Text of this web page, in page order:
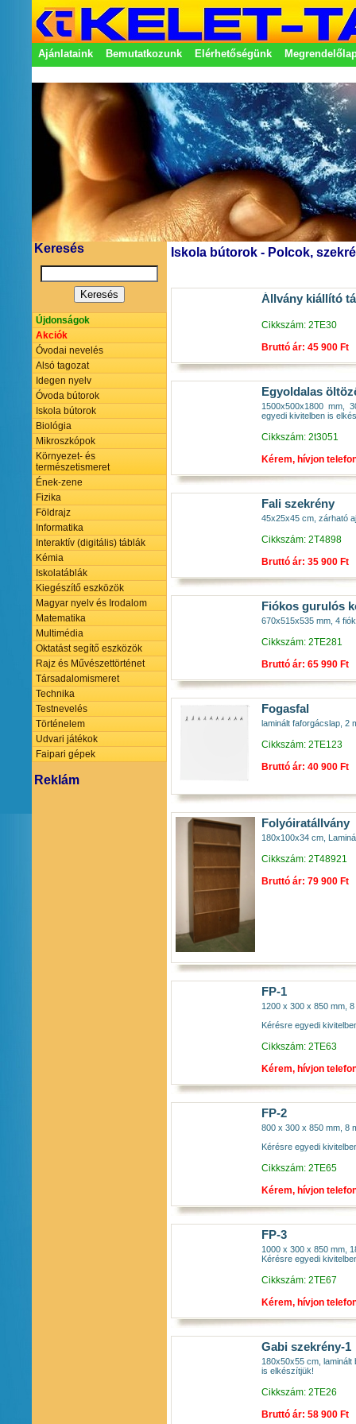
Ajánlataink Bemutatkozunk Elérhetőségünk
Keresés
Újdonságok
Akciók
Óvodai nevelés
Alsó tagozat
Idegen nyelv
Óvoda bútorok
Iskola bútorok
Biológia
Mikroszkópok
Környezet- és
természetismeret
Ének-zene
Fizika
Földrajz
Informatika
Interaktív (digitális) táblák
Kémia
Iskolatáblák
Kiegészítő eszközök
Magyar nyelv és Irodalom
Matematika
Multimédia
Oktatást segítő eszközök
Rajz és Művészettörténet
Társadalomismeret
Technika
Testnevelés
Történelem
Udvari játékok
Faipari gépek
Reklám
Iskola bútorok - Polcok,
Állvány kiállító
Cikkszám: 2TE30
Bruttó ár: 45 900 Ft
Egyoldalas
1500x500x1800 mm,
egyedi kivitelben is
Cikkszám: 2t3051
Kérem, hívjon
Fali szekrény
45x25x45 cm, zárható
Cikkszám: 2T4898
Bruttó ár: 35 900 Ft
Fiókos gurulós
670x515x535 mm, 4
Cikkszám: 2TE281
Bruttó ár: 65 990 Ft
Fogasfal
laminált faforgácslap, 2
Cikkszám: 2TE123
Bruttó ár: 40 900 Ft
Folyóiratállvány
180x100x34 cm,
Cikkszám: 2T48921
Bruttó ár: 79 900 Ft
FP-1
1200 x 300 x 850 mm,
Kérésre egyedi
Cikkszám: 2TE63
Kérem, hívjon
FP-2
800 x 300 x 850 mm, 8
Kérésre egyedi
Cikkszám: 2TE65
Kérem, hívjon
FP-3
1000 x 300 x 850 mm,
Kérésre egyedi
Cikkszám: 2TE67
Kérem, hívjon
Gabi szekrény-1
180x50x55 cm,
is elkészítjük!
Cikkszám: 2TE26
Bruttó ár: 58 900 Ft